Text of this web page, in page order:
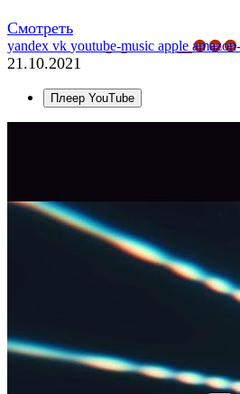
Смотреть
yandex vk youtube-music apple
21.10.2021
Плеер YouTube